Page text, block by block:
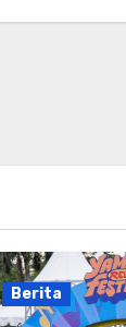
Berita